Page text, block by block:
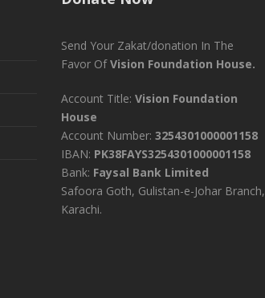
Send Your Zakat/donation In The
Favor OfVision Foundation House.
Account Title: Vision Foundation
House
Account Number: 3254301000001158
IBAN: PK38FAYS3254301000001158
Bank: Faysal Bank Limited
Safoora Goth, Gulistan-e-Johar Branch,
Karachi.